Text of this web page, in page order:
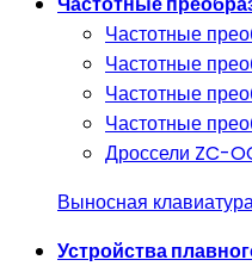
Частотные
Частотные
Частотные
Частотные
Дроссели ZC-
Выносная
Устройства